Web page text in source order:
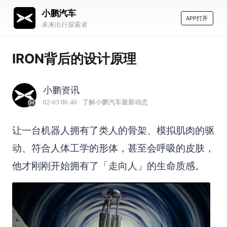
小鹏汽车
未来出行探索者
APP打开
IRON背后的设计原理
小鹏资讯
02-03 06:40 · 了解小鹏汽车最新动态
让一台机器人拥有了类人的骨架、模拟肌肉的驱
动、符合人体工学的形体，甚至会呼吸的皮肤，
他才刚刚开始拥有了「走向人」的生命质感。